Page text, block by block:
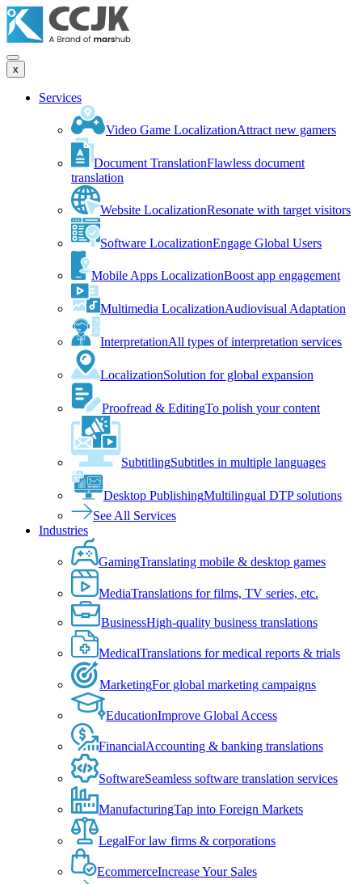
x
Services
Video Game LocalizationAttract new gamers
Document TranslationFlawless document
translation
Website LocalizationResonate with target visitors
Software LocalizationEngage Global Users
Mobile Apps LocalizationBoost app engagement
Multimedia LocalizationAudiovisual Adaptation
InterpretationAll types of interpretation services
LocalizationSolution for global expansion
Proofread & EditingTo polish your content
SubtitlingSubtitles in multiple languages
Desktop PublishingMultilingual DTP solutions
See All Services
Industries
GamingTranslating mobile & desktop games
MediaTranslations for films, TV series, etc.
BusinessHigh-quality business translations
MedicalTranslations for medical reports & trials
MarketingFor global marketing campaigns
EducationImprove Global Access
FinancialAccounting & banking translations
SoftwareSeamless software translation services
ManufacturingTap into Foreign Markets
LegalFor law firms & corporations
EcommerceIncrease Your Sales